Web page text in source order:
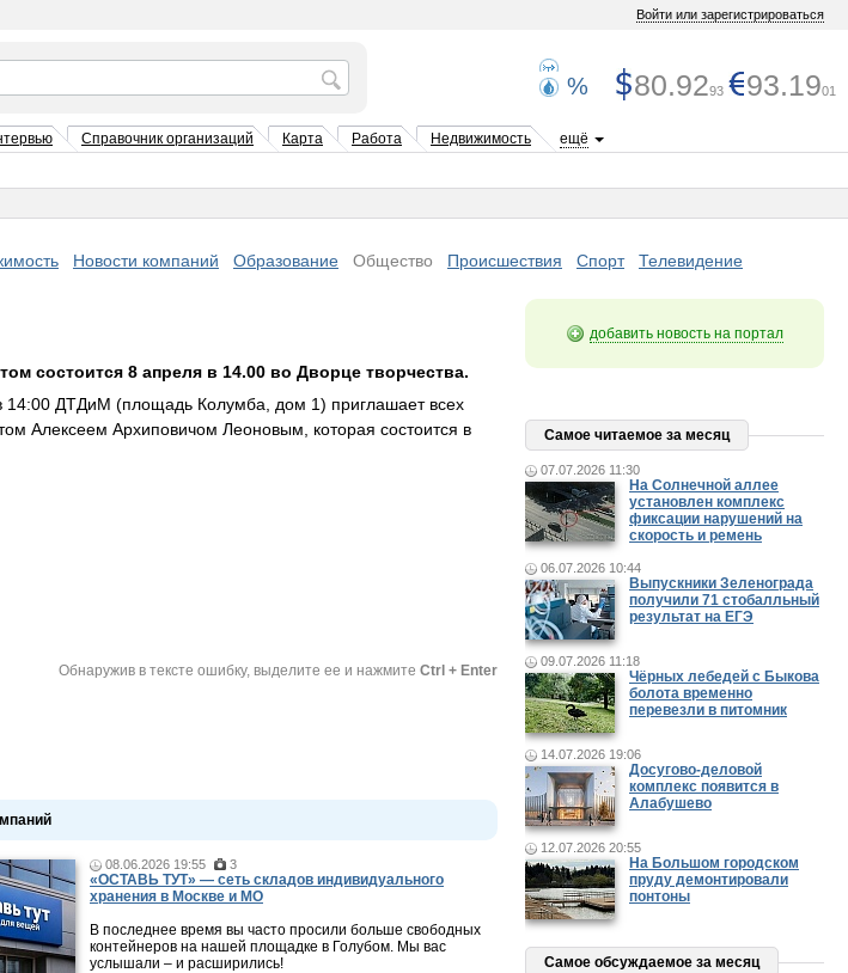
Войти или зарегистрироваться
% 80.9293 93.1901
Справочник организаций Карта Работа Недвижимость ещё
Новости компаний Образование Общество Происшествия Спорт
Телевидение
состоится 8 апреля в 14.00 во Дворце творчества.
14:00 ДТДиМ (площадь Колумба, дом 1) приглашает всех
Алексеем Архиповичом Леоновым, которая состоится в
Обнаружив в тексте ошибку, выделите ее и нажмите Ctrl + Enter
08.06.2026 19:55 3
«ОСТАВЬ ТУТ» — сеть складов индивидуального
хранения в Москве и МО
В последнее время вы часто просили больше свободных
контейнеров на нашей площадке в Голубом. Мы вас
услышали – и расширились!
добавить новость на портал
Самое читаемое за месяц
07.07.2026 11:30
На Солнечной аллее
установлен комплекс
фиксации нарушений на
скорость и ремень
06.07.2026 10:44
Выпускники Зеленограда
получили 71 стобалльный
результат на ЕГЭ
09.07.2026 11:18
Чёрных лебедей с Быкова
болота временно
перевезли в питомник
14.07.2026 19:06
Досугово-деловой
комплекс появится в
Алабушево
12.07.2026 20:55
На Большом городском
пруду демонтировали
понтоны
Самое обсуждаемое за месяц